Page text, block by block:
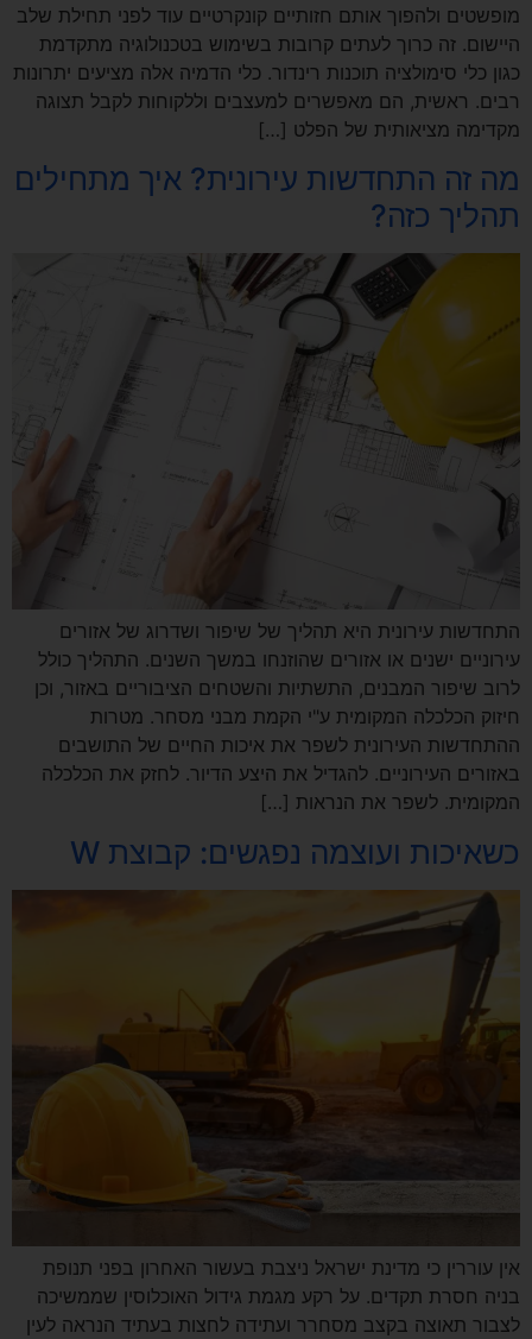
מופשטים ולהפוך אותם חזותיים קונקרטיים עוד לפני תחילת שלב
היישום. זה כרוך לעתים קרובות בשימוש בטכנולוגיה מתקדמת
כגון כלי סימולציה תוכנות רינדור. כלי הדמיה אלה מציעים יתרונות
רבים. ראשית, הם מאפשרים למעצבים וללקוחות לקבל תצוגה
מקדימה מציאותית של הפלט […]
מה זה התחדשות עירונית? איך מתחילים
תהליך כזה?
התחדשות עירונית היא תהליך של שיפור ושדרוג של אזורים
עירוניים ישנים או אזורים שהוזנחו במשך השנים. התהליך כולל
לרוב שיפור המבנים, התשתיות והשטחים הציבוריים באזור, וכן
חיזוק הכלכלה המקומית ע"י הקמת מבני מסחר. מטרות
ההתחדשות העירונית לשפר את איכות החיים של התושבים
באזורים העירוניים. להגדיל את היצע הדיור. לחזק את הכלכלה
המקומית. לשפר את הנראות […]
כשאיכות ועוצמה נפגשים: קבוצת W
אין עוררין כי מדינת ישראל ניצבת בעשור האחרון בפני תנופת
בניה חסרת תקדים. על רקע מגמת גידול האוכלוסין שממשיכה
לצבור תאוצה בקצב מסחרר ועתידה לחצות בעתיד הנראה לעין